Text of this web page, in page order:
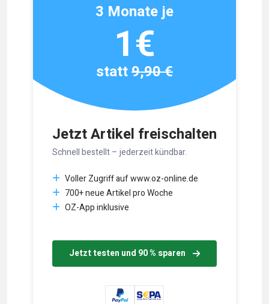
Jetzt Artikel freischalten
Schnell bestellt – jederzeit kündbar.
Voller Zugriff auf www.oz-online.de
700+ neue Artikel pro Woche
OZ-App inklusive
Jetzt testen und 90 % sparen
3 Monate je
1€
statt9,90 €